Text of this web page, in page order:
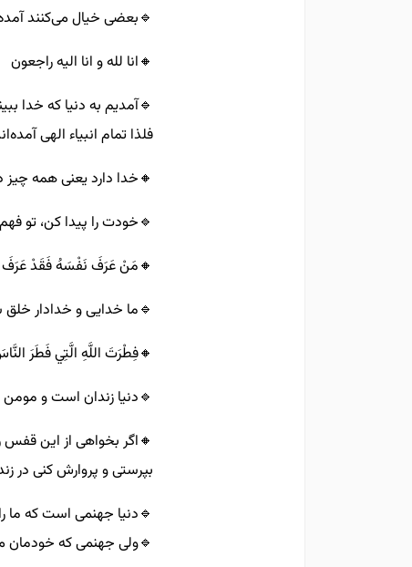
🔹️بعضی خیال می‌کنند
🔸️انا لله و انا الیه راجعون
🔹️آمدیم به دنیا که خدا
فلذا تمام انبیاء الهی
🔸️خدا دارد یعنی همه چیز
🔹️خودت را پیدا کن، تو
🔸️مَنْ‏ عَرَفَ‏ نَفْسَهُ‏ فَقَدْ عَرَفَ
🔹️ما خدایی و خدادار
🔸️فِطْرَتَ اللَّهِ الَّتِي فَطَرَ
🔹️دنیا زندان است و
🔸️اگر بخواهی از این قفس
بپرستی و پروارش کنی در
🔹️دنیا جهنمی است که ما
🔹️ولی جهنمی که خودمان